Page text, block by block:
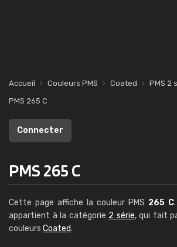
Accueil Couleurs PMS Coated
PMS 2
PMS 265 C
Connecter
PMS 265 C
Cette page affiche la couleur PMS 265 C
appartient à la catégorie 2 série, qui fait
couleurs Coated.